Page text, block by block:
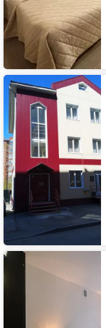
Гостевой
дом
ТвойОтель
Гостиница
Атмосфера